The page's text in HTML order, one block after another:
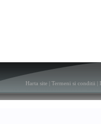
Harta site Termeni si conditii